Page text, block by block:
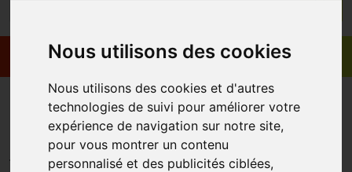
Nous utilisons des cookies
Nous utilisons des cookies et d'autres
technologies de suivi pour améliorer votre
expérience de navigation sur notre site,
pour vous montrer un contenu
personnalisé et des publicités ciblées,
Promos Produits
Covermark Leg Magic N4 Chair
Clair 50ml
COVERMARK